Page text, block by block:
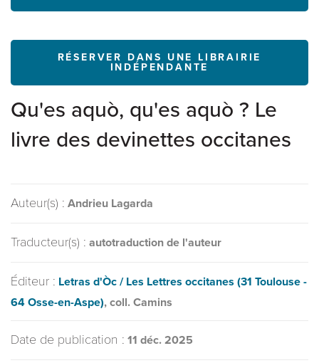
RÉSERVER DANS UNE LIBRAIRIE
INDÉPENDANTE
Qu'es aquò, qu'es aquò ? Le
livre des devinettes occitanes
Auteur(s) : Andrieu Lagarda
Traducteur(s) : autotraduction de l'auteur
Éditeur : Letras d'Òc / Les Lettres occitanes (31 Toulouse -
64 Osse-en-Aspe), coll. Camins
Date de publication : 11 déc. 2025